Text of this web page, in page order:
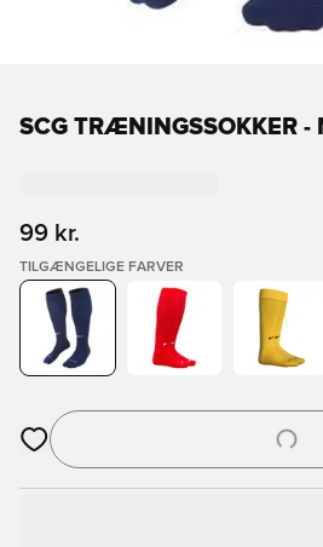
SCG TRÆNINGSSOKKER -
99 kr.
TILGÆNGELIGE FARVER
Åbner en Modal til at logge ind